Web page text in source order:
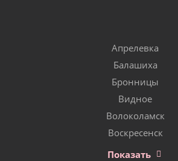
Апрелевка
Балашиха
Бронницы
Видное
Волоколамск
Воскресенск
Показать